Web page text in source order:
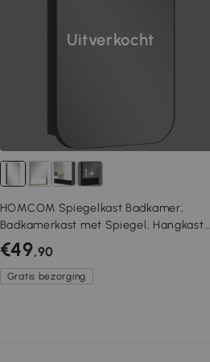
Uitverkocht
1+
HOMCOM Spiegelkast Badkamer,
Badkamerkast met Spiegel, Hangkast
met Verstelbare Plank, 40 x 10 x 60 cm,
Zwart
€49,90
Gratis bezorging